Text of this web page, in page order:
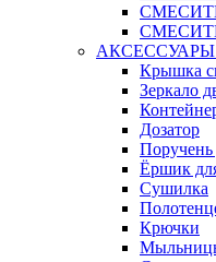
Крышка
Зеркало
Дозатор
Ёршик
Сушилка
Крючки